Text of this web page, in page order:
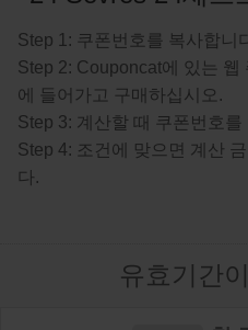
Step 1: 쿠폰번호를 복사합니
Step 2: Couponcat에 있는 웹
에 들어가고 구매하십시오.
Step 3: 계산할 때 쿠폰번호를
Step 4: 조건에 맞으면 계산
다.
유효기간